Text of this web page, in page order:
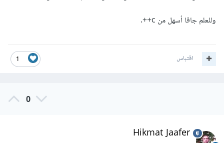
وللعلم جافا أسهل من c++.
1 اقتباس
0
Hikmat Jaafer